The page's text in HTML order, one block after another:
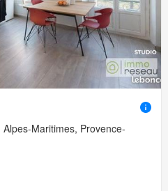
Maritimes, Provence-